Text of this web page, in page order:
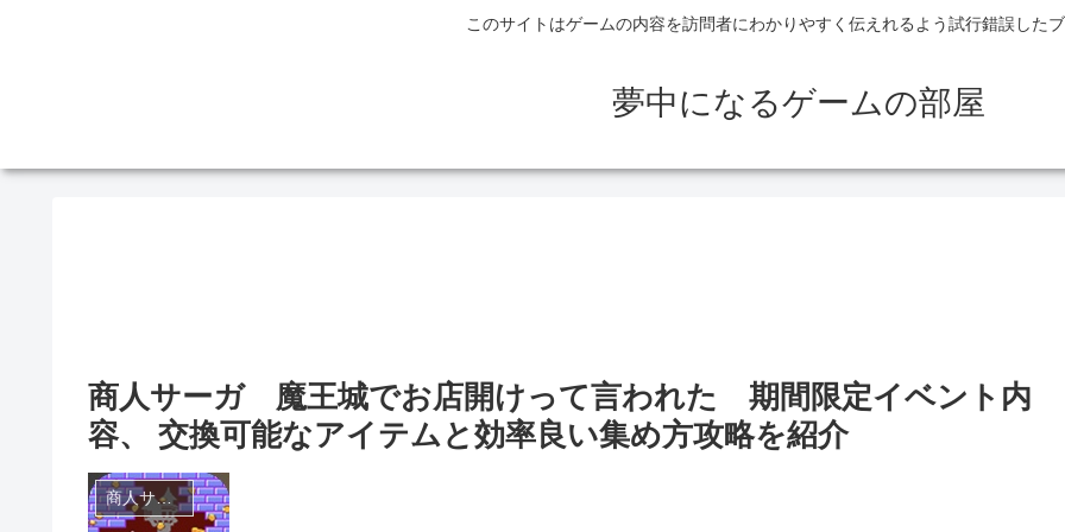
このサイトはゲームの内容を訪問者にわかりやすく伝えれるよう試行錯誤した
夢中になるゲームの部屋
商人サーガ 魔王城でお店開けって言われた 期間限定イベント内
容、 交換可能なアイテムと効率良い集め方攻略を紹介
商人サーガ